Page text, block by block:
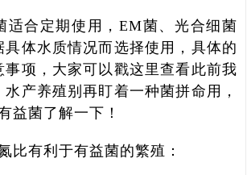
适合定期使用，EM菌、光合细菌
具体水质情况而选择使用，具体的
事项，大家可以戳这里查看此前我
产养殖别再盯着一种菌拼命用，
益菌了解一下！
比有利于有益菌的繁殖：